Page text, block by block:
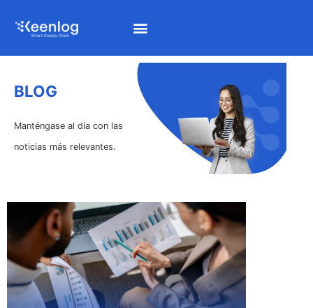
BLOG
Manténgase al día con las
noticias más relevantes.